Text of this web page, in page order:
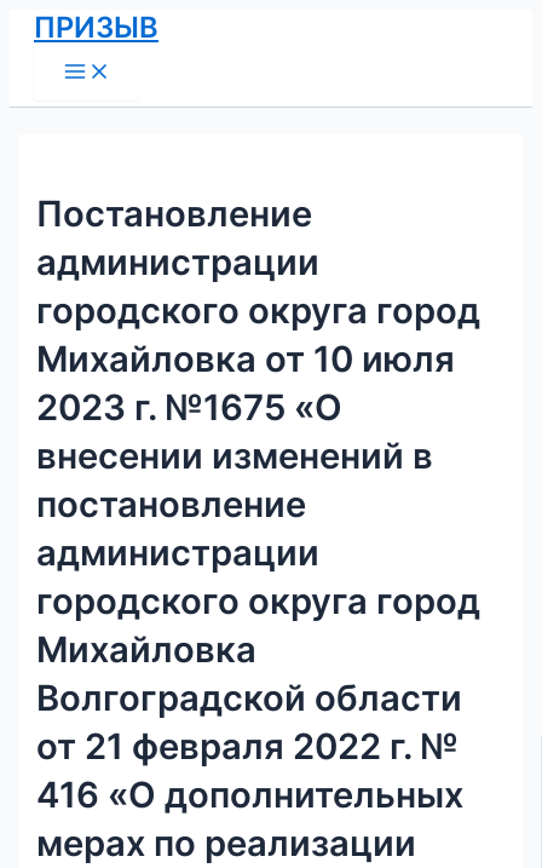
Перейти
содержимому
ПРИЗЫВ
Menu
Постановление
администрации
городского округа город
Михайловка от 10 июля
2023 г. №1675 «О
внесении изменений в
постановление
администрации
городского округа город
Михайловка
Волгоградской области
от 21 февраля 2022 г. №
416 «О дополнительных
мерах по реализации
Навигация
по
записям